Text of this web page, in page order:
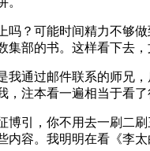
吗？可能时间精力不够
部的书。这样看下去，
我通过邮件联系的师兄
注本看一遍相当于看了
博引，你不用去一刷二
内容。我明明在看《李